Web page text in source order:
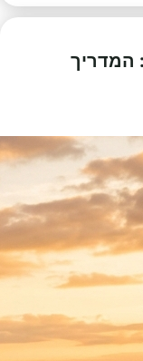
המדריך